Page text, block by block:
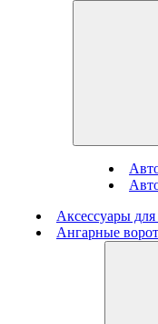
Аксессуары для
Ангарные